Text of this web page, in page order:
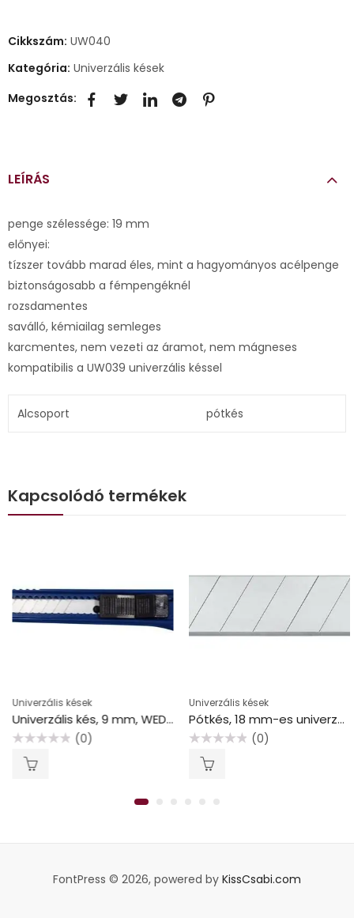
Cikkszám: UW040
Kategória: Univerzális kések
Megosztás:
LEÍRÁS
penge szélessége: 19 mm
előnyei:
tízszer tovább marad éles, mint a hagyományos acélpenge
biztonságosabb a fémpengéknél
rozsdamentes
saválló, kémiailag semleges
karcmentes, nem vezeti az áramot, nem mágneses
kompatibilis a UW039 univerzális késsel
Alcsoport pótkés
Kapcsolódó termékek
Univerzális kések
Univerzális kés, 9 mm, WEDO “Ecoline”, kék
(0)
Univerzális kések
Pótkés, 18 mm-es univerzális késhez, WEDO
(0)
FontPress © 2026, powered by KissCsabi.com